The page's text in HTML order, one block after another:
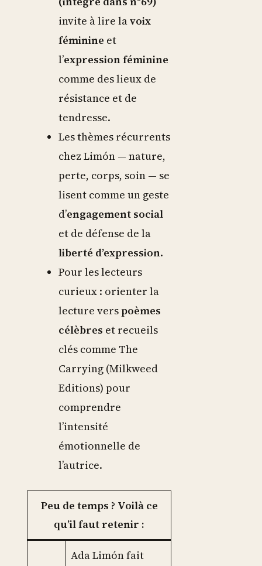
invite à lire lavoix
féminine et
l’expression féminine
comme des lieux de
résistance et de
tendresse.
Les thèmes récurrents
chez Limón — nature,
perte, corps, soin — se
lisent comme un geste
d’engagement social
et de défense de la
liberté d’expression.
Pour les lecteurs
curieux : orienter la
lecture verspoèmes
célèbres et recueils
clés comme The
Carrying (Milkweed
Editions) pour
comprendre
l’intensité
émotionnelle de
l’autrice.
Peu de temps ? Voilà ce
qu’il faut retenir :
Ada Limón fait